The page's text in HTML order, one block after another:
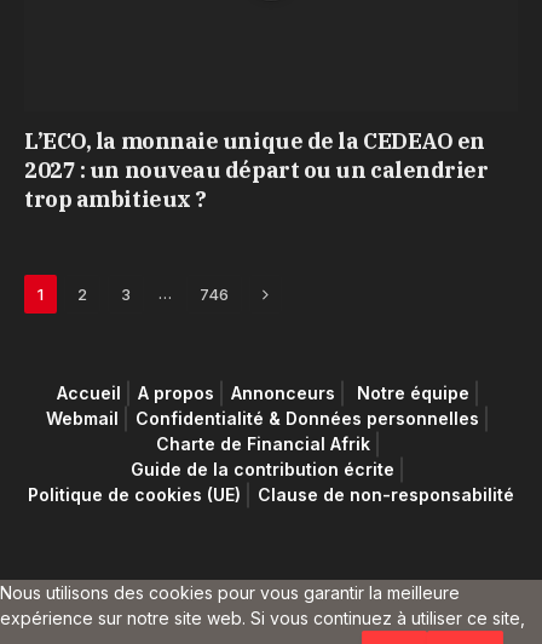
L’ECO, la monnaie unique de la CEDEAO en
2027 : un nouveau départ ou un calendrier
trop ambitieux ?
1 2 3 … 746 Next
Accueil A propos Annonceurs
Notre équipe
Webmail
Confidentialité & Données personnelles
Charte de Financial Afrik
Guide de la contribution écrite
Politique de cookies (UE)
Clause de non-responsabilité
Nous utilisons des cookies pour vous garantir la meilleure
expérience sur notre site web. Si vous continuez à utiliser ce site,